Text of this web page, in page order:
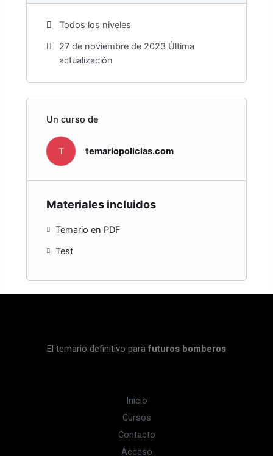
Todos los niveles
27 de noviembre de 2023 Última
actualización
Un curso de
T temariopolicias.com
Materiales incluidos
Temario en PDF
Test
El temario definitivo para futuros bomberos
Inicio
Cursos
Contacto
Acceso